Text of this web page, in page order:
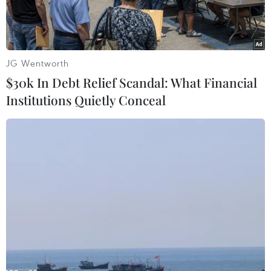
Ấn Độ và Nga đã tái khẳng định sự ủng hộ đối
với tiến trình hòa bình của Afghanistan do nước
JG Wentworth
$30k In Debt Relief Scandal: What Financial
Institutions Quietly Conceal